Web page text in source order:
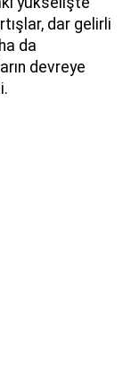
dar gelirli
da
devreye